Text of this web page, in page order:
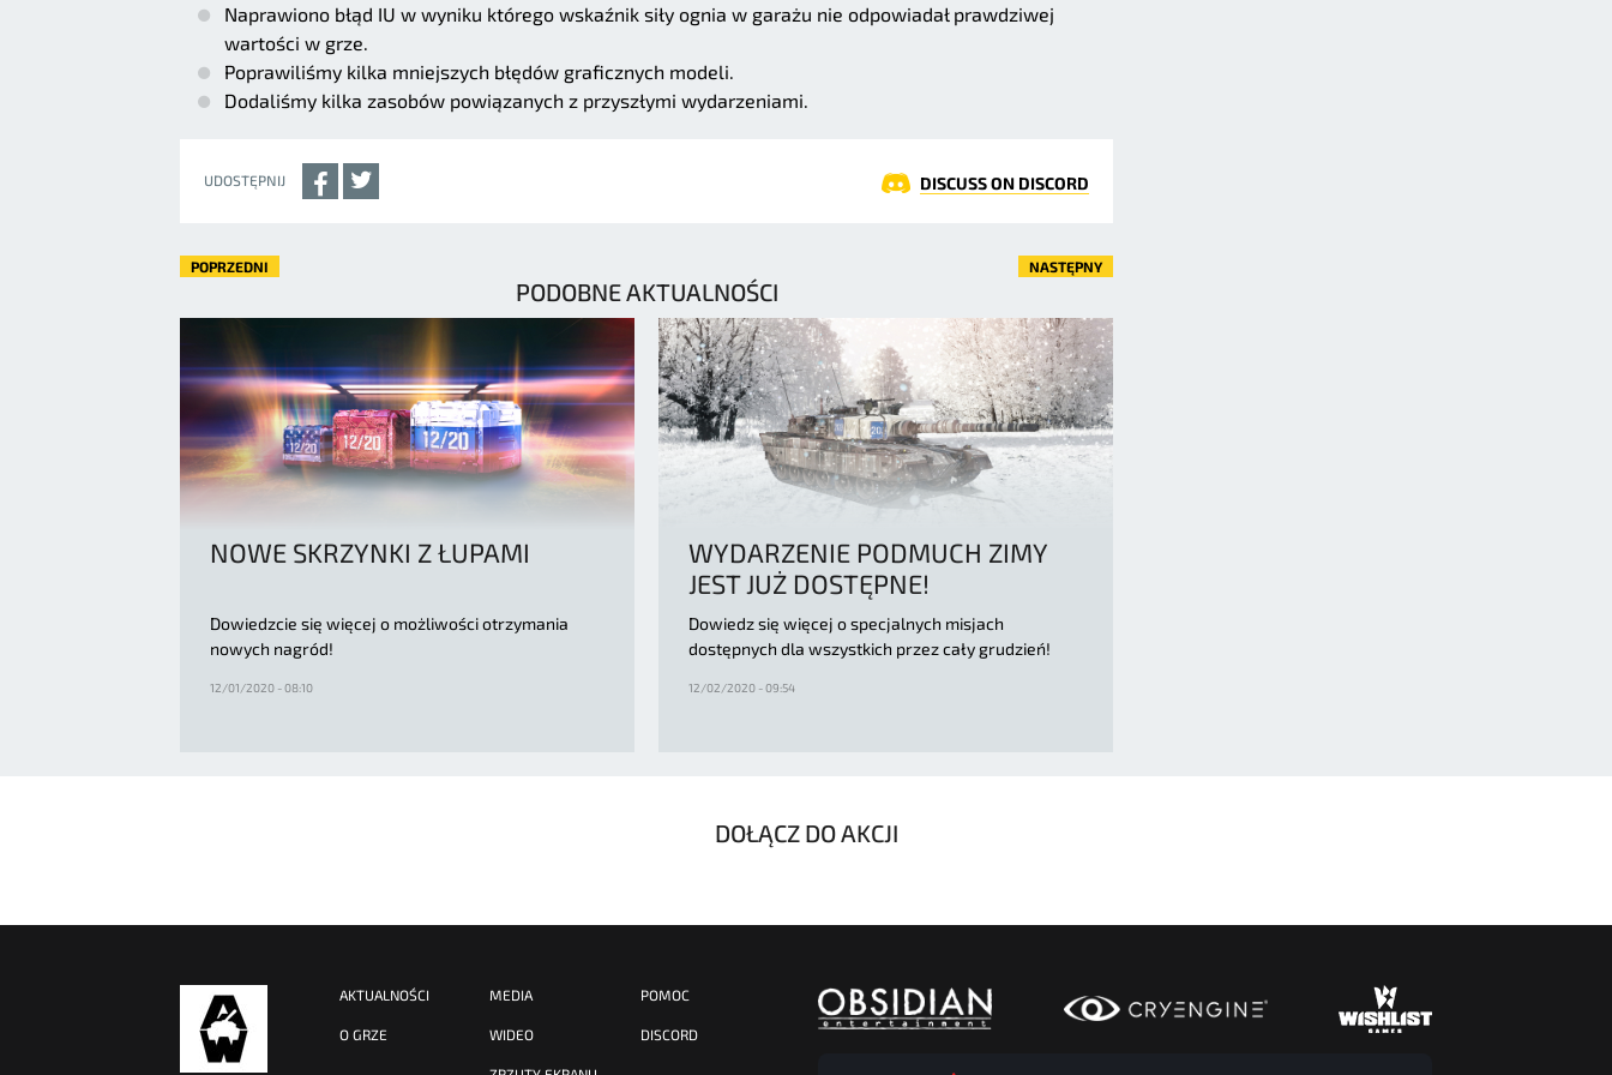
Naprawiono błąd IU w wyniku którego wskaźnik siły ognia w garażu nie odpowiadał prawdziwej
wartości w grze.
Poprawiliśmy kilka mniejszych błędów graficznych modeli.
Dodaliśmy kilka zasobów powiązanych z przyszłymi wydarzeniami.
UDOSTĘPNIJ DISCUSS ON DISCORD
POPRZEDNI NASTĘPNY
PODOBNE AKTUALNOŚCI
NOWE SKRZYNKI Z ŁUPAMI
Dowiedzcie się więcej o możliwości otrzymania
nowych nagród!
12/01/2020 - 08:10
WYDARZENIE PODMUCH ZIMY
JEST JUŻ DOSTĘPNE!
Dowiedz się więcej o specjalnych misjach
dostępnych dla wszystkich przez cały grudzień!
12/02/2020 - 09:54
DOŁĄCZ DO AKCJI
AKTUALNOŚCI
O GRZE
MEDIA
WIDEO
POMOC
DISCORD